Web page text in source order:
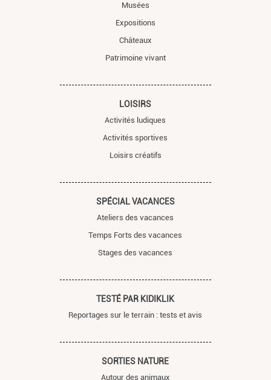
Musées
Expositions
Châteaux
Patrimoine vivant
LOISIRS
Activités ludiques
Activités sportives
Loisirs créatifs
SPÉCIAL VACANCES
Ateliers des vacances
Temps Forts des vacances
Stages des vacances
TESTÉ PAR KIDIKLIK
Reportages sur le terrain : tests et avis
SORTIES NATURE
Autour des animaux